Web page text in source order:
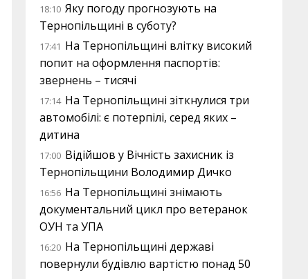
18:10 Яку погоду прогнозують на
Тернопільщині в суботу?
17:41 На Тернопільщині влітку високий
попит на оформлення паспортів:
звернень – тисячі
17:14 На Тернопільщині зіткнулися три
автомобілі: є потерпілі, серед яких –
дитина
17:00 Відійшов у Вічність захисник із
Тернопільщини Володимир Дичко
16:56 На Тернопільщині знімають
документальний цикл про ветеранок
ОУН та УПА
16:20 На Тернопільщині державі
повернули будівлю вартістю понад 50